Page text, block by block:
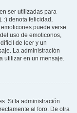
ser utilizadas para
:) denota felicidad,
puede verse
uso de emoticonos,
de leer y un
La administración
utilizar en un mensaje.
Si la administración
al foro. De otra